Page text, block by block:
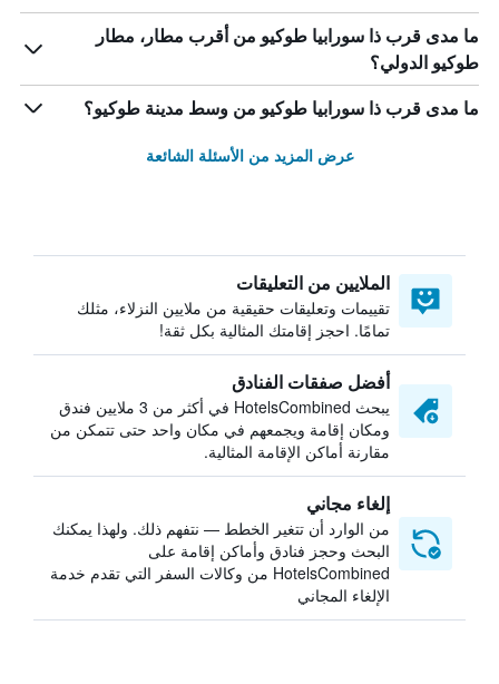
ما مدى قرب ذا سورابيا طوكيو من أقرب مطار، مطار
طوكيو الدولي؟
ما مدى قرب ذا سورابيا طوكيو من وسط مدينة طوكيو؟
عرض المزيد من الأسئلة الشائعة
الملايين من التعليقات
تقييمات وتعليقات حقيقية من ملايين النزلاء، مثلك
تمامًا. احجز إقامتك المثالية بكل ثقة!
أفضل صفقات الفنادق
يبحث HotelsCombined في أكثر من 3 ملايين فندق
ومكان إقامة ويجمعهم في مكان واحد حتى تتمكن من
مقارنة أماكن الإقامة المثالية.
إلغاء مجاني
من الوارد أن تتغير الخطط — نتفهم ذلك. ولهذا يمكنك
البحث وحجز فنادق وأماكن إقامة على
HotelsCombined من وكالات السفر التي تقدم خدمة
الإلغاء المجاني